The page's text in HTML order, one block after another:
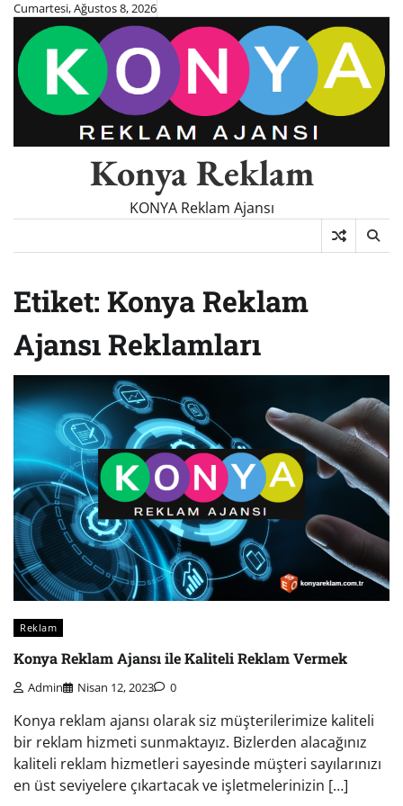
Skip
content
Cumartesi, Ağustos 8, 2026
Konya Reklam
KONYA Reklam Ajansı
Etiket: Konya Reklam
Ajansı Reklamları
Reklam
Konya Reklam Ajansı ile Kaliteli Reklam Vermek
Admin Nisan 12, 2023 0
Konya reklam ajansı olarak siz müşterilerimize kaliteli
bir reklam hizmeti sunmaktayız. Bizlerden alacağınız
kaliteli reklam hizmetleri sayesinde müşteri sayılarınızı
en üst seviyelere çıkartacak ve işletmelerinizin […]